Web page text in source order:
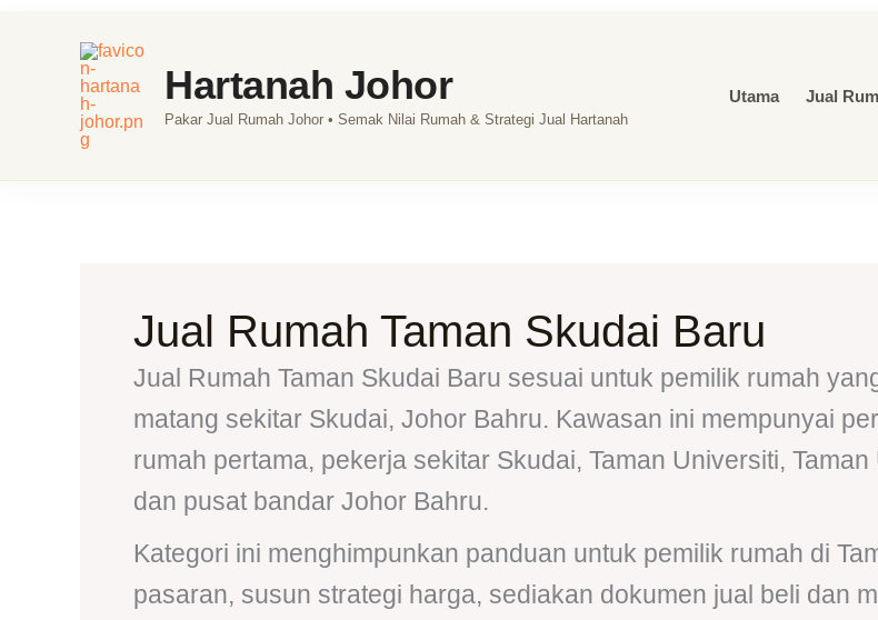
Hartanah Johor
Pakar Jual Rumah Johor • Semak Nilai Rumah & Strategi Jual Hartanah
Utama Jual
Jual Rumah Taman Skudai Baru
Jual Rumah Taman Skudai Baru sesuai untuk pemilik rumah
matang sekitar Skudai, Johor Bahru. Kawasan ini mempunyai
rumah pertama, pekerja sekitar Skudai, Taman Universiti,
dan pusat bandar Johor Bahru.
Kategori ini menghimpunkan panduan untuk pemilik rumah di
pasaran, susun strategi harga, sediakan dokumen jual beli dan